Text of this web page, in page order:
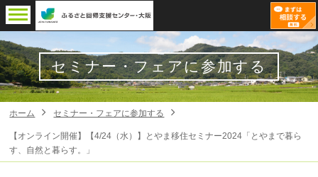
セミナー・フェアに参加する
ホーム セミナー・フェアに参加する
【オンライン開催】【4/24（水）】とやま移住セミナー2024「とやまで暮ら
す、自然と暮らす。」